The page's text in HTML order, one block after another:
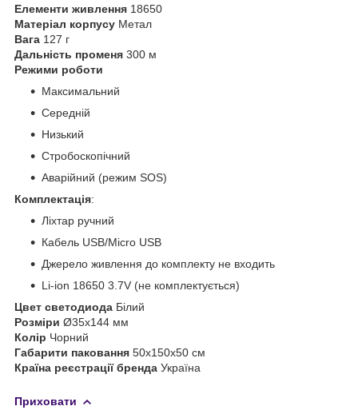
Елементи живлення 18650
Матеріал корпусу Метал
Вага 127 г
Дальність променя 300 м
Режими роботи
Максимальний
Середній
Низький
Стробоскопічний
Аварійний (режим SOS)
Комплектація:
Ліхтар ручний
Кабель USB/Micro USB
Джерело живлення до комплекту не входить
Li-ion 18650 3.7V (не комплектується)
Цвет светодиода Білий
Розміри Ø35х144 мм
Колір Чорний
Габарити паковання 50х150х50 см
Країна реєстрації бренда Україна
Приховати